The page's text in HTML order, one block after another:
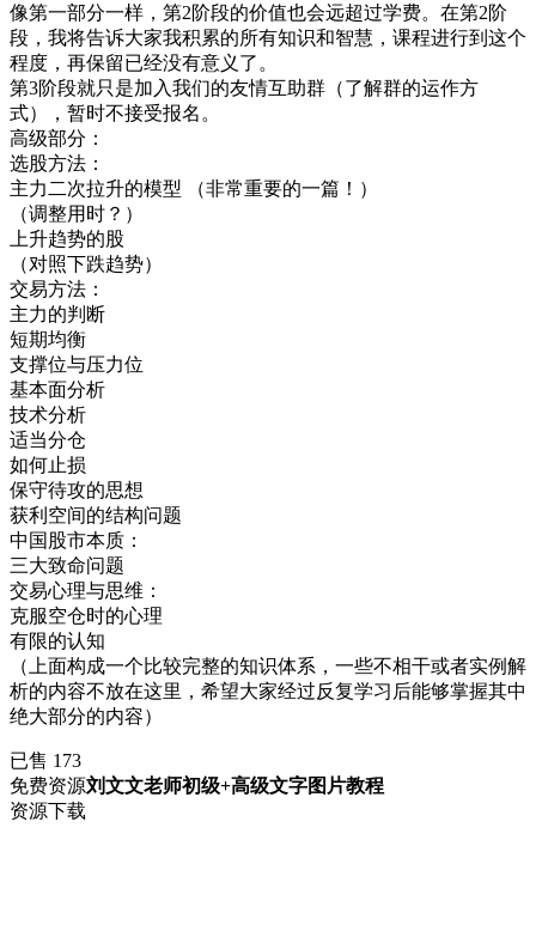
像第一部分一样，第2阶段的价值也会远超过学费。在第2阶
段，我将告诉大家我积累的所有知识和智慧，课程进行到这个
程度，再保留已经没有意义了。
第3阶段就只是加入我们的友情互助群（了解群的运作方
式），暂时不接受报名。
高级部分：
选股方法：
主力二次拉升的模型 （非常重要的一篇！）
（调整用时？）
上升趋势的股
（对照下跌趋势）
交易方法：
主力的判断
短期均衡
支撑位与压力位
基本面分析
技术分析
适当分仓
如何止损
保守待攻的思想
获利空间的结构问题
中国股市本质：
三大致命问题
交易心理与思维：
克服空仓时的心理
有限的认知
（上面构成一个比较完整的知识体系，一些不相干或者实例解
析的内容不放在这里，希望大家经过反复学习后能够掌握其中
绝大部分的内容）
已售 173
免费资源刘文文老师初级+高级文字图片教程
资源下载